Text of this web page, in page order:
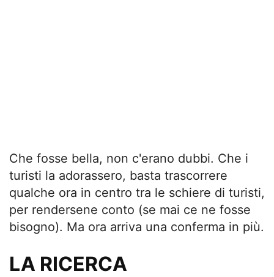
Che fosse bella, non c'erano dubbi. Che i
turisti la adorassero, basta trascorrere
qualche ora in centro tra le schiere di turisti,
per rendersene conto (se mai ce ne fosse
bisogno). Ma ora arriva una conferma in più.
LA RICERCA